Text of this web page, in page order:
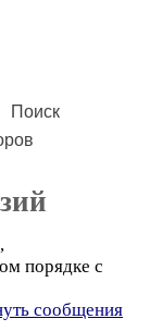
Поиск
порядке с
сообщения